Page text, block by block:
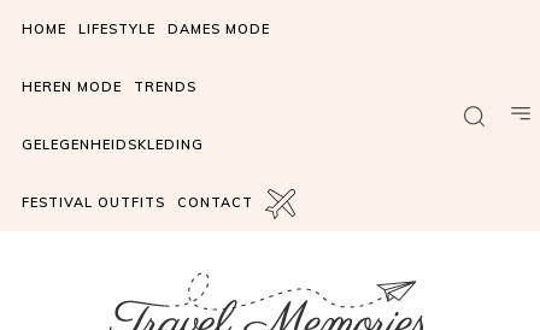
HOME LIFESTYLE DAMES MODE
HEREN MODE TRENDS
GELEGENHEIDSKLEDING
FESTIVAL OUTFITS CONTACT